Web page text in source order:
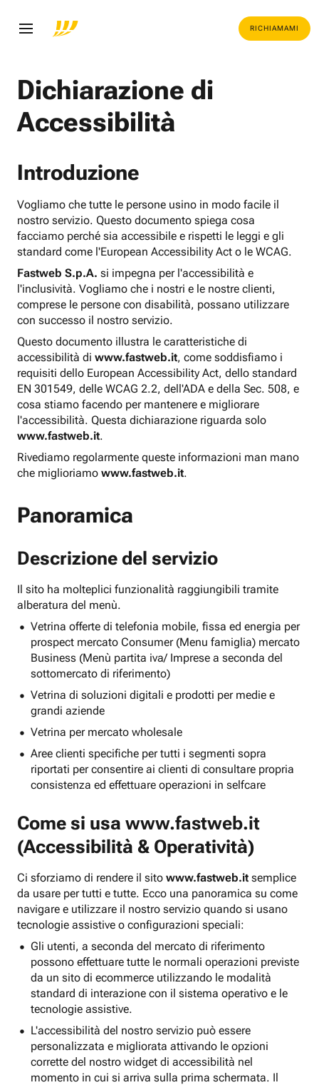
RICHIAMAMI
Dichiarazione di
Accessibilità
Introduzione
Vogliamo che tutte le persone usino in modo facile il
nostro servizio. Questo documento spiega cosa
facciamo perché sia accessibile e rispetti le leggi e gli
standard come l'European Accessibility Act o le WCAG.
Fastweb S.p.A. si impegna per l'accessibilità e
l'inclusività. Vogliamo che i nostri e le nostre clienti,
comprese le persone con disabilità, possano utilizzare
con successo il nostro servizio.
Questo documento illustra le caratteristiche di
accessibilità di www.fastweb.it, come soddisfiamo i
requisiti dello European Accessibility Act, dello standard
EN 301549, delle WCAG 2.2, dell'ADA e della Sec. 508, e
cosa stiamo facendo per mantenere e migliorare
l'accessibilità. Questa dichiarazione riguarda solo
www.fastweb.it.
Rivediamo regolarmente queste informazioni man mano
che miglioriamo www.fastweb.it.
Panoramica
Descrizione del servizio
Il sito ha molteplici funzionalità raggiungibili tramite
alberatura del menù.
Vetrina offerte di telefonia mobile, fissa ed energia per
prospect mercato Consumer (Menu famiglia) mercato
Business (Menù partita iva/ Imprese a seconda del
sottomercato di riferimento)
Vetrina di soluzioni digitali e prodotti per medie e
grandi aziende
Vetrina per mercato wholesale
Aree clienti specifiche per tutti i segmenti sopra
riportati per consentire ai clienti di consultare propria
consistenza ed effettuare operazioni in selfcare
Come si usa www.fastweb.it
(Accessibilità & Operatività)
Ci sforziamo di rendere il sito www.fastweb.it semplice
da usare per tutti e tutte. Ecco una panoramica su come
navigare e utilizzare il nostro servizio quando si usano
tecnologie assistive o configurazioni speciali:
Gli utenti, a seconda del mercato di riferimento
possono effettuare tutte le normali operazioni previste
da un sito di ecommerce utilizzando le modalità
standard di interazione con il sistema operativo e le
tecnologie assistive.
L'accessibilità del nostro servizio può essere
personalizzata e migliorata attivando le opzioni
corrette del nostro widget di accessibilità nel
momento in cui si arriva sulla prima schermata. Il